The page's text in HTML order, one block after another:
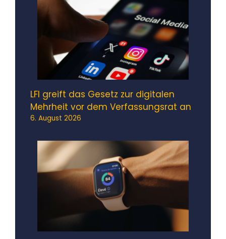
LFI greift das Gesetz zur digitalen
Mehrheit vor dem Verfassungsrat an
6. August 2026